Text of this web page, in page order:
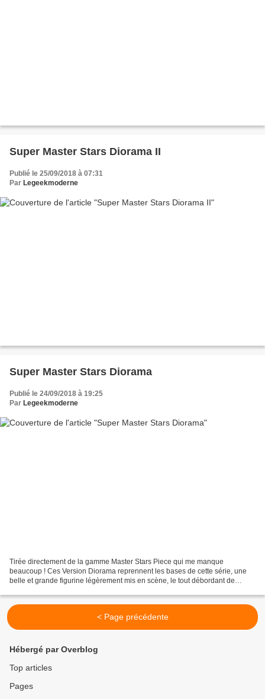
Super Master Stars Diorama II
Publié le 25/09/2018 à 07:31
Par Legeekmoderne
Super Master Stars Diorama
Publié le 24/09/2018 à 19:25
Par Legeekmoderne
Tirée directement de la gamme Master Stars Piece qui me manque
beaucoup ! Ces Version Diorama reprennent les bases de cette série, une
belle et grande figurine légèrement mis en scène, le tout débordant de
< Page précédente
Hébergé par Overblog
Top articles
Pages